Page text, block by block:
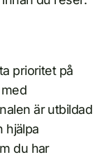
prioritet på
är utbildad
hjälpa
du har